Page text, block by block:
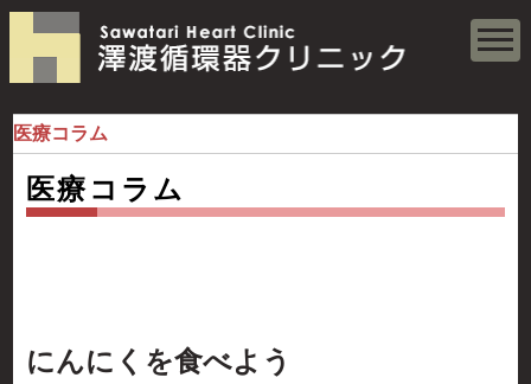
医療コラム
医療コラム
にんにくを食べよう